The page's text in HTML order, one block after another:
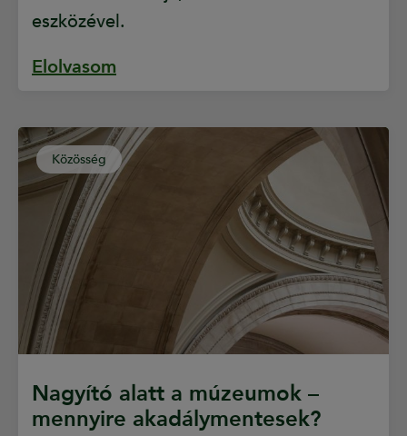
eszközével.
Elolvasom
Közösség
Nagyító alatt a múzeumok –
mennyire akadálymentesek?